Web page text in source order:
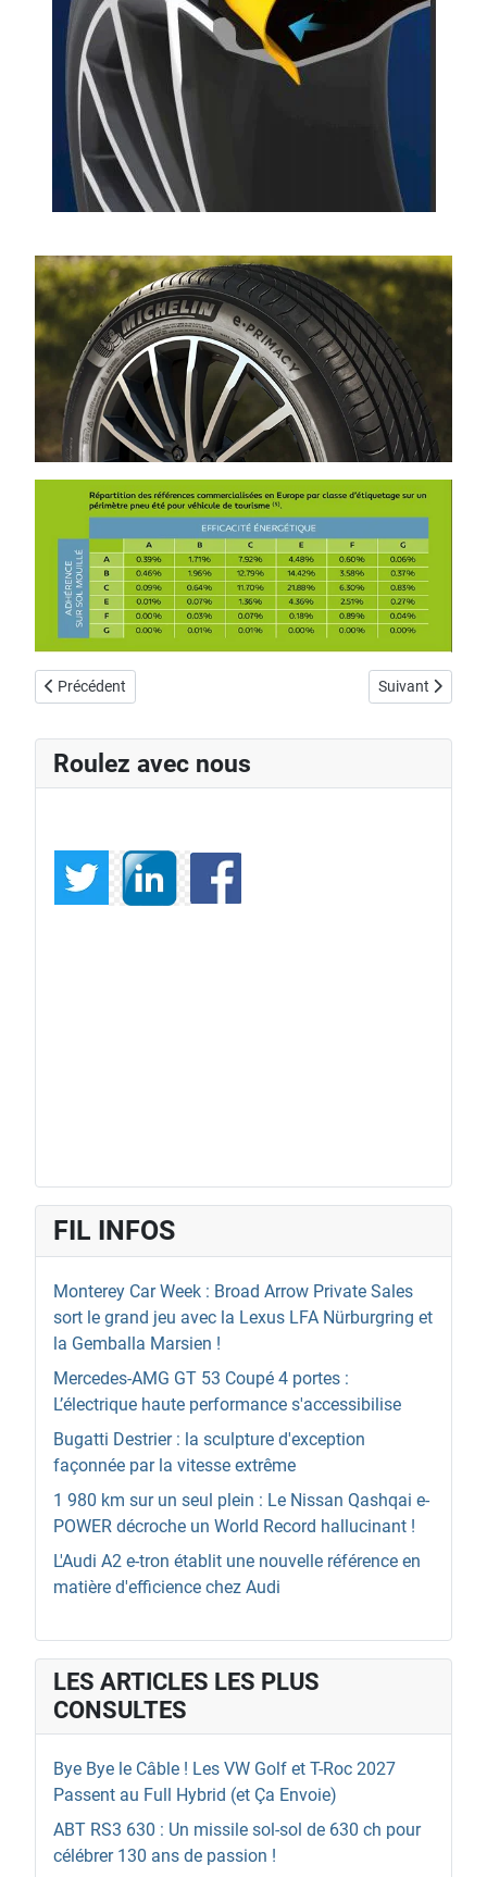
Article précédent : MERCEDES AMG GT BLACK SERIES
Précédent Article suivant :
Suivant
Roulez avec nous
FIL INFOS
Monterey Car Week : Broad Arrow Private Sales
sort le grand jeu avec la Lexus LFA Nürburgring et
la Gemballa Marsien !
Mercedes-AMG GT 53 Coupé 4 portes :
L’électrique haute performance s'accessibilise
Bugatti Destrier : la sculpture d'exception
façonnée par la vitesse extrême
1 980 km sur un seul plein : Le Nissan Qashqai e-
POWER décroche un World Record hallucinant !
L'Audi A2 e-tron établit une nouvelle référence en
matière d'efficience chez Audi
LES ARTICLES LES PLUS
CONSULTES
Bye Bye le Câble ! Les VW Golf et T-Roc 2027
Passent au Full Hybrid (et Ça Envoie)
ABT RS3 630 : Un missile sol-sol de 630 ch pour
célébrer 130 ans de passion !